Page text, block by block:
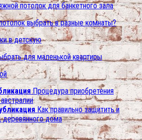
потолок для банкетного зала
выбрать в разные комнаты?
в детскую
для маленькой квартиры
Процедура приобретения
Как правильно защитить и
деревянного дома